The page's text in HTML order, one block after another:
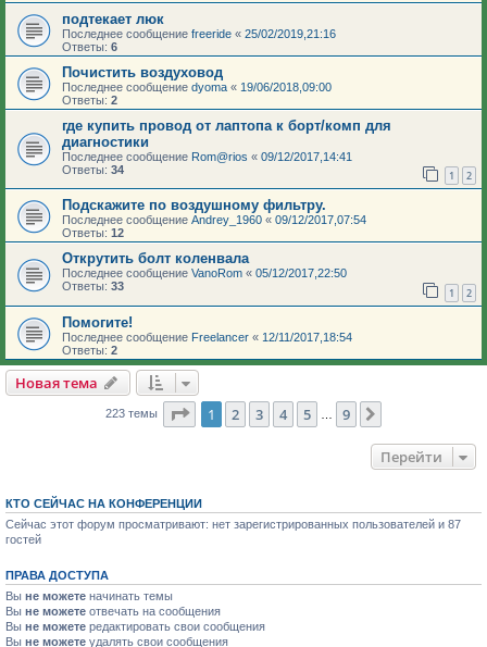
подтекает люк
Последнее сообщение freeride « 25/02/2019,21:16
Ответы: 6
Почистить воздуховод
Последнее сообщение dyoma « 19/06/2018,09:00
Ответы: 2
где купить провод от лаптопа к борт/комп для
диагностики
Последнее сообщение Rom@rios « 09/12/2017,14:41
Ответы: 34 1 2
Подскажите по воздушному фильтру.
Последнее сообщение Andrey_1960 « 09/12/2017,07:54
Ответы: 12
Открутить болт коленвала
Последнее сообщение VanoRom « 05/12/2017,22:50
Ответы: 33 1 2
Помогите!
Последнее сообщение Freelancer « 12/11/2017,18:54
Ответы: 2
Новая тема
223 темы Страница из
1 2 3 4 5 9
Перейти
КТО СЕЙЧАС НА КОНФЕРЕНЦИИ
Сейчас этот форум просматривают: нет зарегистрированных пользователей и 87
гостей
ПРАВА ДОСТУПА
Вы не можете начинать темы
Вы не можете отвечать на сообщения
Вы не можете редактировать свои сообщения
Вы не можете удалять свои сообщения